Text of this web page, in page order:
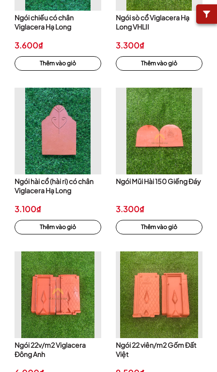
Ngói chiếu có chân
Viglacera Hạ Long
3.600₫
Thêm vào giỏ
Ngói sò cổ Viglacera Hạ
Long VHLII
3.300₫
Thêm vào giỏ
Ngói hài cổ (hài ri) có chân
Viglacera Hạ Long
3.100₫
Thêm vào giỏ
Ngói Mũi Hài 150 Giếng Đáy
3.300₫
Thêm vào giỏ
Ngói 22v/m2 Viglacera
Đông Anh
Ngói 22 viên/m2 Gốm Đất
Việt